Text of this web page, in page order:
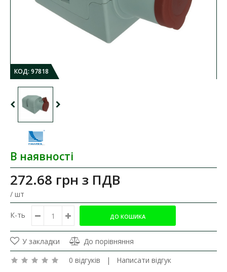
КОД: 97818
В наявності
272.68 грн з ПДВ
/ шт
К-ть
У закладки
До порівняння
0 відгуків | Написати відгук